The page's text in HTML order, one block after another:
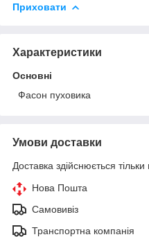
Приховати
Характеристики
Основні
Фасон пуховика
Умови доставки
Доставка здійснюється
Нова Пошта
Самовивіз
Транспортна компанія